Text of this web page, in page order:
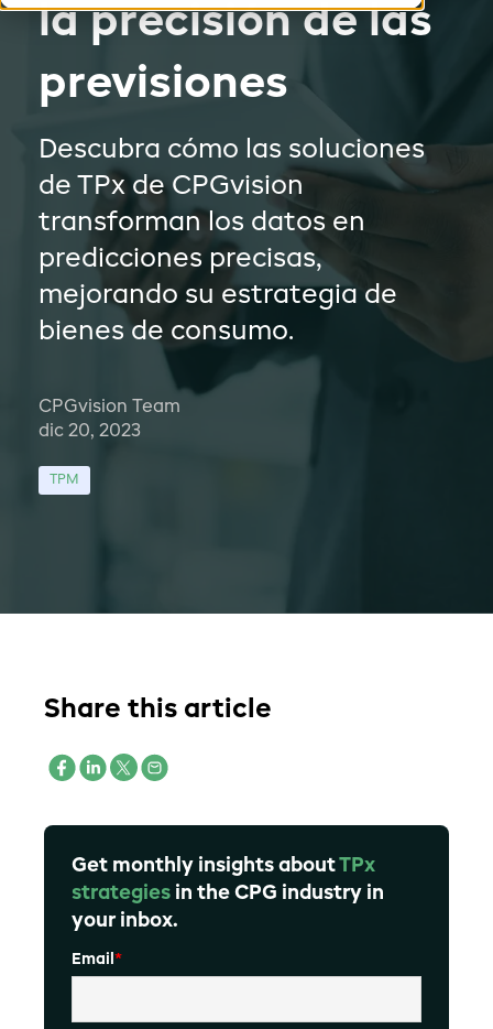
la precisión de las
previsiones
Descubra cómo las soluciones
de TPx de CPGvision
transforman los datos en
predicciones precisas,
mejorando su estrategia de
bienes de consumo.
CPGvision Team
dic 20, 2023
TPM
Share this article
Get monthly insights aboutTPx
strategies in the CPG industry in
your inbox.
Email *